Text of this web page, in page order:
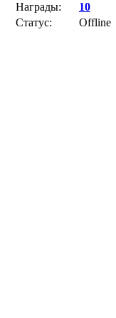
Награды:
10
Статус:
Offline